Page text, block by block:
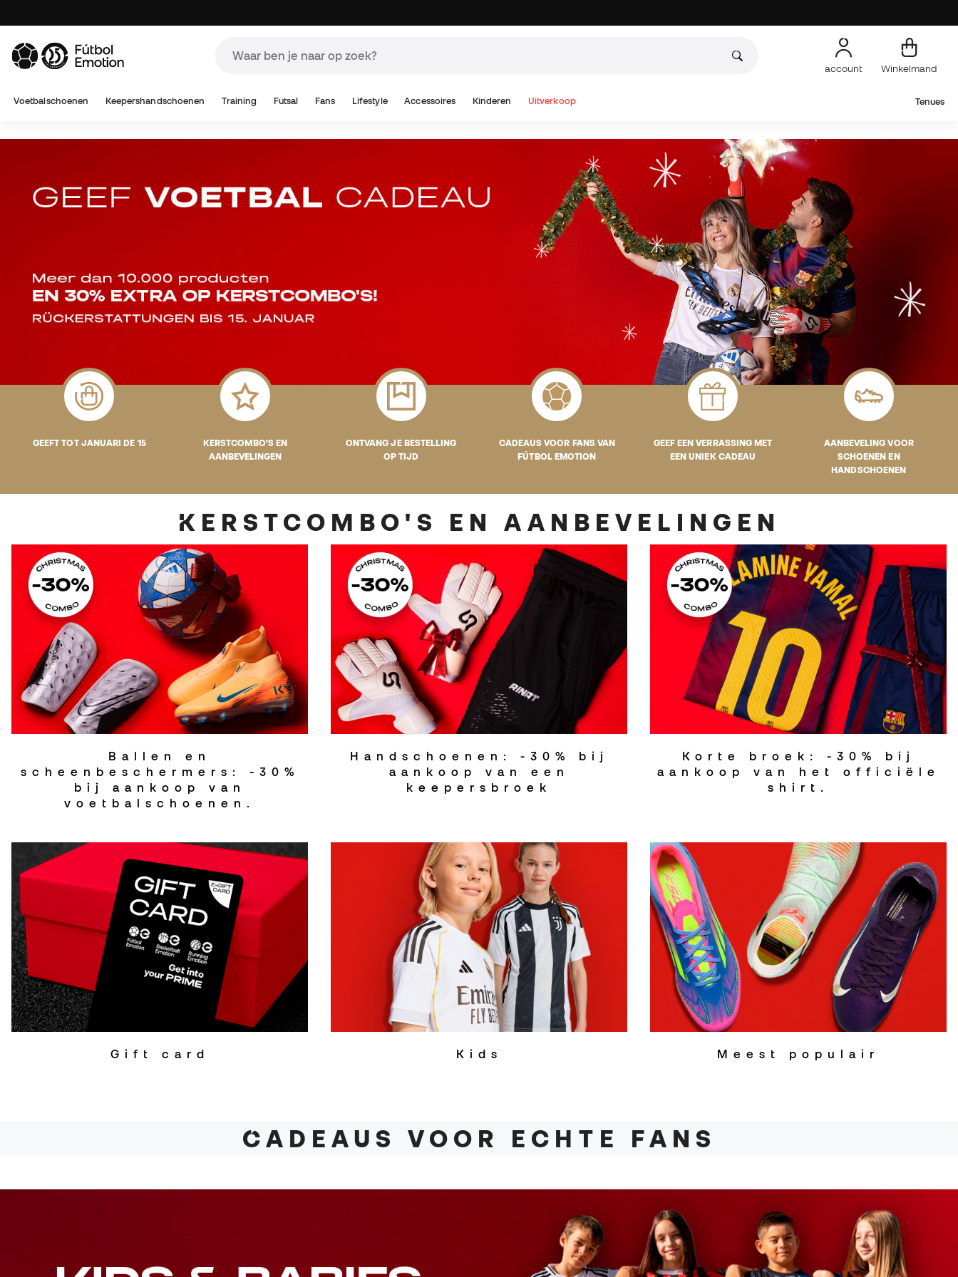
account Winkelmand
Voetbalschoenen Keepershandschoenen Training Futsal Fans Lifestyle Accessoires Kinderen Uitverkoop Tenues
GEEFT TOT JANUARI DE 15
KERSTCOMBO'S EN
AANBEVELINGEN
ONTVANG JE BESTELLING
OP TIJD
CADEAUS VOOR FANS VAN
FÚTBOL EMOTION
GEEF EEN VERRASSING MET
EEN UNIEK CADEAU
AANBEVELING VOOR
SCHOENEN EN
HANDSCHOENEN
KERSTCOMBO'S EN AANBEVELINGEN
Ballen en
scheenbeschermers: -30%
bij aankoop van
voetbalschoenen.
Handschoenen: -30% bij
aankoop van een
keepersbroek
Korte broek: -30% bij
aankoop van het officiële
shirt.
Gift card Kids Meest populair
CADEAUS VOOR ECHTE FANS